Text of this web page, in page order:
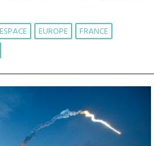
ESPACE EUROPE
FRANCE